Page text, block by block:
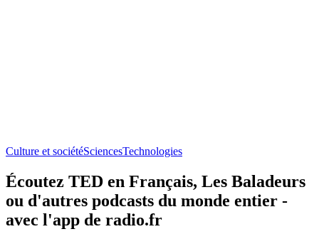
Culture et sociétéSciencesTechnologies
Écoutez TED en Français, Les Baladeurs
ou d'autres podcasts du monde entier -
avec l'app de radio.fr